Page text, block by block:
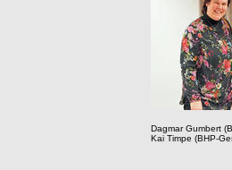
Dagmar Gumbert
Kai Timpe (BHP-